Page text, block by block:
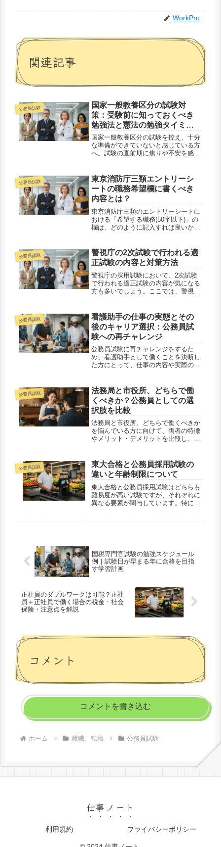
WorkPro
関連記事
公務員試験
国家一般教養区分の試験対
策：受験前に知っておくべき
勉強法と憲法の勉強タイミン
グ
国家一般教養区分の試験を控え、十分
な準備ができていないと感じている方
へ。試験の直前期に焦りや不安を感じ
法の勉強タイミングについて解説しま
す。特に、試験勉強と並行して憲法や
他...
公務員試験
東京消防庁三類エントリーシ
ートの職務希望欄に書くべき
内容とは？
東京消防庁三類のエントリーシートに
おける「希望する職務(50字以下)」の
欄は、どのように記入すれば良いか迷
えることが重要です。この記事では、
職務希望欄に書くべき内容とそのポ...
公務員試験
警視庁の2次試験で行われる適
正試験の内容と対策方法
警視庁の採用試験において、2次試験
で行われる適正試験の内容が気になる
方も多いでしょう。ここでは、警視庁
ついて解説します。1. 警視庁2次試験
における適正試験の目的警視庁の採...
公務員試験
看護助手の仕事の実態とその
後のキャリア選択：公務員試
験への再チャレンジ
公務員試験に再チャレンジをするた
め、看護助手として働くことを決断し
た方にとって、仕事の内容や実際の業
師からの指導が厳しいことに不安を感
じている方も多いです。この記事で
は、看...
公務員試験
法務局と市役所、どちらで働
くべきか？公務員としての選
択肢を比較
法務局と市役所、どちらで働くべきか
を悩んでいる方に向けて、両者の特徴
やメリット・デメリットを比較し、ど
定した職を得るためには、自分に最適
な環境を選ぶことが大切です。法務局
で...
公務員試験
東大合格と公務員採用試験の
違いと年齢制限について
東大合格と公務員採用試験はどちらも
難易度が高い試験ですが、それぞれに
異なる要素が関与しています。特に
国税専門官試験の勉強スケジュール
例｜試験日が早まる年に合格を目指
す学習計画
正社員のダブルワークは可能？正社
員＋正社員で働く場合の税金・社会
保険・注意点を解説
コメント
コメントを書き込む
ホーム 就職、転職 公務員試験
仕事ノート
利用規約 プライバシーポリシー